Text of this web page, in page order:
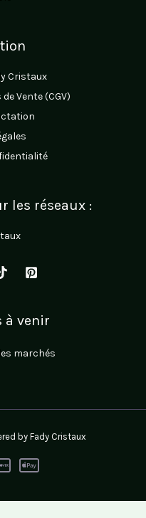
Cristaux
Vente (CGV)
les réseaux :
à venir
marchés
by Fady Cristaux